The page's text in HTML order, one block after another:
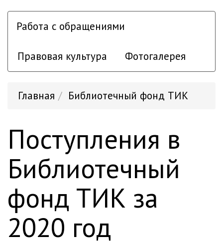
Работа с обращениями
Правовая культура Фотогалерея
Главная Библиотечный фонд ТИК
Поступления в
Библиотечный
фонд ТИК за
2020 год